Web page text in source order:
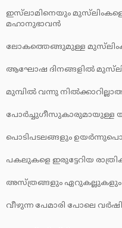
ഇസ്‌ലാമിനെയും
മഹാനുഭാവന്‍
ലോകത്തെങ്ങുമുള്ള
ആഘോഷ ദിനങ്ങളില്‍
മുമ്പില്‍ വന്നു
പോര്‍ച്ചുഗീസുകാരുമായുള്ള
പൊടിപടലങ്ങളും
പകലുകളെ ഇരുട്ടേറിയ
അസ്ത്രങ്ങളും ഏറുകല്ലുകളും
വീഴുന്ന പേമാരി പോലെ